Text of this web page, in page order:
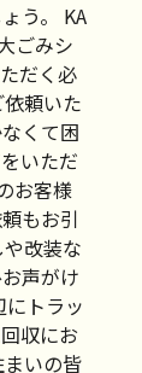
う。 KA
ごみシ
だく必
頼いた
くて困
いただ
お客様
もお引
改装な
声がけ
トラッ
収にお
いの皆